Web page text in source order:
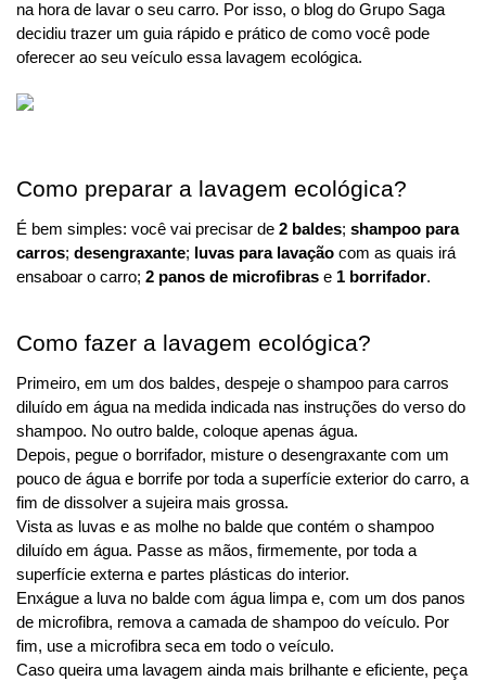
na hora de lavar o seu carro. Por isso, o blog do Grupo Saga
decidiu trazer um guia rápido e prático de como você pode
oferecer ao seu veículo essa lavagem ecológica.
Como preparar a lavagem ecológica?
É bem simples: você vai precisar de 2 baldes; shampoo para
carros; desengraxante; luvas para lavação com as quais irá
ensaboar o carro; 2 panos de microfibras e 1 borrifador.
Como fazer a lavagem ecológica?
Primeiro, em um dos baldes, despeje o shampoo para carros
diluído em água na medida indicada nas instruções do verso do
shampoo. No outro balde, coloque apenas água.
Depois, pegue o borrifador, misture o desengraxante com um
pouco de água e borrife por toda a superfície exterior do carro, a
fim de dissolver a sujeira mais grossa.
Vista as luvas e as molhe no balde que contém o shampoo
diluído em água. Passe as mãos, firmemente, por toda a
superfície externa e partes plásticas do interior.
Enxágue a luva no balde com água limpa e, com um dos panos
de microfibra, remova a camada de shampoo do veículo. Por
fim, use a microfibra seca em todo o veículo.
Caso queira uma lavagem ainda mais brilhante e eficiente, peça